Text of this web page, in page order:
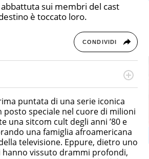
sui membri del cast
è toccato loro.
CONDIVIDI
e attivo nel campo della ricerca, in
Culturale "La Biblioteca del Sannio".
puntata di una serie iconica
speciale nel cuore di milioni
una sitcom cult degli anni ’80 e
una famiglia afroamericana
televisione. Eppure, dietro uno
vissuto drammi profondi,